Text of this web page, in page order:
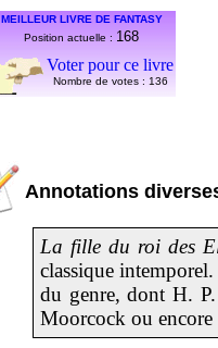
MEILLEUR LIVRE DE FANTASY
Position actuelle : 168
Voter pour ce livre
Nombre de votes : 136
Annotations
La fille du roi des
classique
du genre, dont H.
Moorcock ou